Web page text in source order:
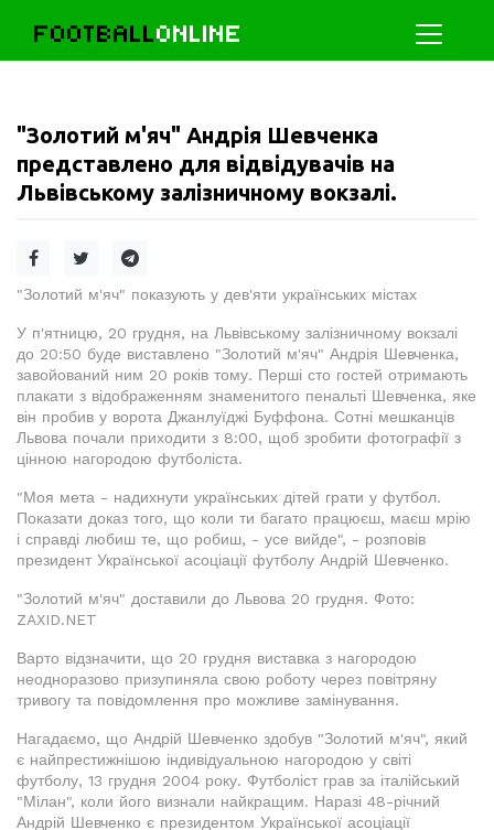
FOOTBALLONLINE
"Золотий м'яч" Андрія Шевченка
представлено для відвідувачів на
Львівському залізничному вокзалі.
"Золотий м'яч" показують у дев'яти українських містах
У п'ятницю, 20 грудня, на Львівському залізничному вокзалі
до 20:50 буде виставлено "Золотий м'яч" Андрія Шевченка,
завойований ним 20 років тому. Перші сто гостей отримають
плакати з відображенням знаменитого пенальті Шевченка, яке
він пробив у ворота Джанлуїджі Буффона. Сотні мешканців
Львова почали приходити з 8:00, щоб зробити фотографії з
цінною нагородою футболіста.
"Моя мета - надихнути українських дітей грати у футбол.
Показати доказ того, що коли ти багато працюєш, маєш мрію
і справді любиш те, що робиш, - усе вийде", - розповів
президент Української асоціації футболу Андрій Шевченко.
"Золотий м'яч" доставили до Львова 20 грудня. Фото:
ZAXID.NET
Варто відзначити, що 20 грудня виставка з нагородою
неодноразово призупиняла свою роботу через повітряну
тривогу та повідомлення про можливе замінування.
Нагадаємо, що Андрій Шевченко здобув "Золотий м'яч", який
є найпрестижнішою індивідуальною нагородою у світі
футболу, 13 грудня 2004 року. Футболіст грав за італійський
"Мілан", коли його визнали найкращим. Наразі 48-річний
Андрій Шевченко є президентом Української асоціації